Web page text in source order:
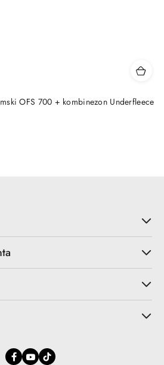
OFS 700 + kombinezon Underfleece